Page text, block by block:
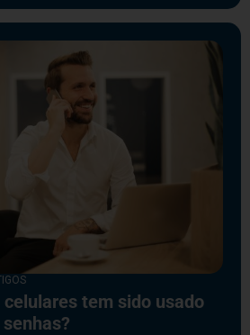
tem sido usado